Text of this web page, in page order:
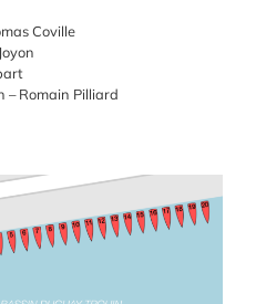
Coville
– Romain Pilliard